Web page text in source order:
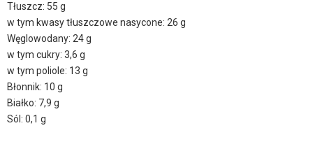
Tłuszcz: 55 g
w tym kwasy tłuszczowe nasycone: 26 g
Węglowodany: 24 g
w tym cukry: 3,6 g
w tym poliole: 13 g
Błonnik: 10 g
Białko: 7,9 g
Sól: 0,1 g